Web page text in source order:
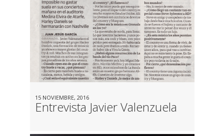
15 NOVIEMBRE, 2016
Entrevista Javier Valenzuela